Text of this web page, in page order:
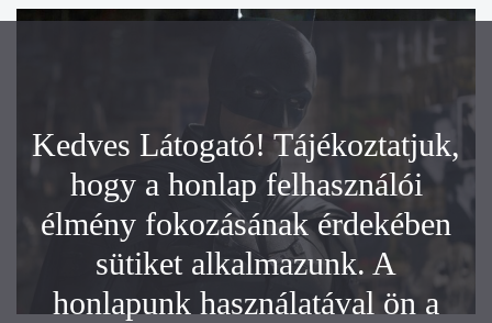
Kedves Látogató! Tájékoztatjuk,
hogy a honlap felhasználói
élmény fokozásának érdekében
sütiket alkalmazunk. A
honlapunk használatával ön a